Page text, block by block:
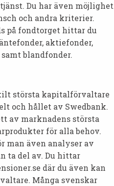
Du har även möjlighet
och andra kriterier.
på fondtorget hittar du
aktiefonder,
blandfonder.
största kapitalförvaltare
och hållet av Swedbank.
av marknadens största
för alla behov.
man även analyser av
ta del av. Du hittar
där du även kan
Många svenskar